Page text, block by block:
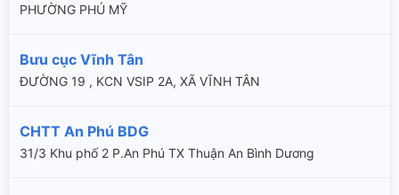
PHƯỜNG PHÚ MỸ
Bưu cục Vĩnh Tân
ĐƯỜNG 19 , KCN VSIP 2A, XÃ VĨNH TÂN
CHTT An Phú BDG
31/3 Khu phố 2 P.An Phú TX Thuận An Bình Dương